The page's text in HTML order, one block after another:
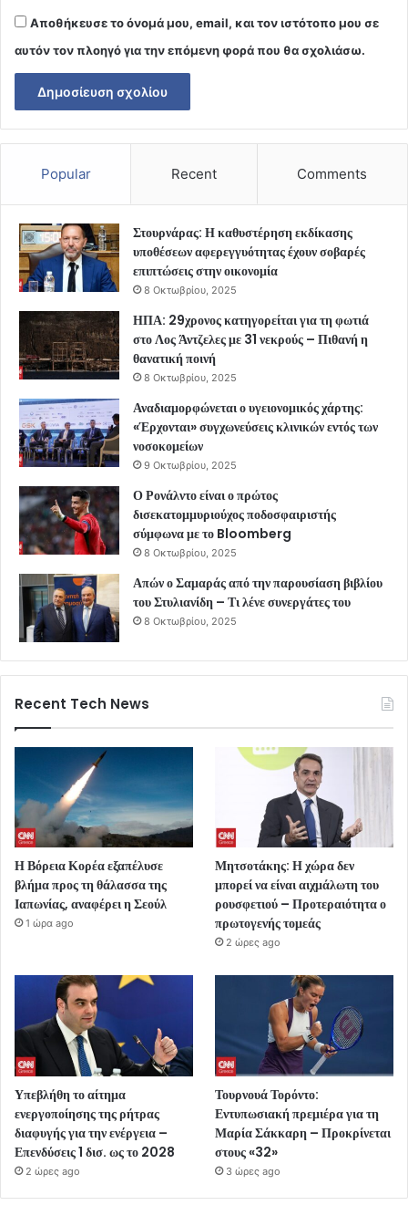
Αποθήκευσε το όνομά μου, email, και τον ιστότοπο μου σε
αυτόν τον πλοηγό για την επόμενη φορά που θα σχολιάσω.
Popular Recent Comments
Στουρνάρας: Η καθυστέρηση εκδίκασης
υποθέσεων αφερεγγυότητας έχουν σοβαρές
επιπτώσεις στην οικονομία
8 Οκτωβρίου, 2025
ΗΠΑ: 29χρονος κατηγορείται για τη φωτιά
στο Λος Άντζελες με 31 νεκρούς – Πιθανή η
θανατική ποινή
8 Οκτωβρίου, 2025
Αναδιαμορφώνεται ο υγειονομικός χάρτης:
«Έρχονται» συγχωνεύσεις κλινικών εντός των
νοσοκομείων
9 Οκτωβρίου, 2025
Ο Ρονάλντο είναι ο πρώτος
δισεκατομμυριούχος ποδοσφαιριστής
σύμφωνα με το Bloomberg
8 Οκτωβρίου, 2025
Απών ο Σαμαράς από την παρουσίαση βιβλίου
του Στυλιανίδη – Τι λένε συνεργάτες του
8 Οκτωβρίου, 2025
Recent Tech News
Η Βόρεια Κορέα εξαπέλυσε
βλήμα προς τη θάλασσα της
Ιαπωνίας, αναφέρει η Σεούλ
1 ώρα ago
Μητσοτάκης: Η χώρα δεν
μπορεί να είναι αιχμάλωτη του
ρουσφετιού – Προτεραιότητα ο
πρωτογενής τομεάς
2 ώρες ago
Υπεβλήθη το αίτημα
ενεργοποίησης της ρήτρας
διαφυγής για την ενέργεια –
Επενδύσεις 1 δισ. ως το 2028
2 ώρες ago
Τουρνουά Τορόντο:
Εντυπωσιακή πρεμιέρα για τη
Μαρία Σάκκαρη – Προκρίνεται
στους «32»
3 ώρες ago